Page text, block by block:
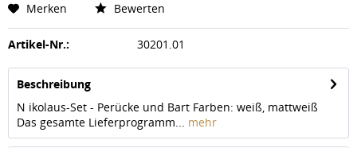
Merken Bewerten
Artikel-Nr.: 30201.01
Beschreibung
N ikolaus-Set - Perücke und Bart Farben: weiß, mattweiß
Das gesamte Lieferprogramm... mehr